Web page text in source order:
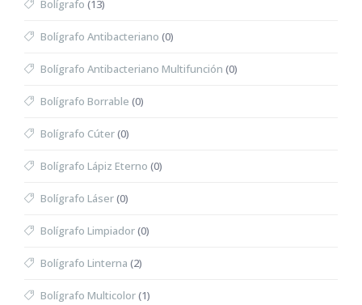
Bolígrafo (13)
Bolígrafo Antibacteriano (0)
Bolígrafo Antibacteriano Multifunción (0)
Bolígrafo Borrable (0)
Bolígrafo Cúter(0)
Bolígrafo Lápiz Eterno (0)
Bolígrafo Láser(0)
Bolígrafo Limpiador(0)
Bolígrafo Linterna (2)
Bolígrafo Multicolor(1)